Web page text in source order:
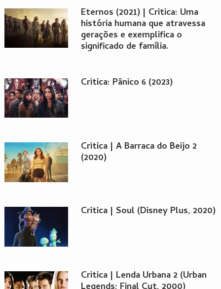
Eternos (2021) | Critica: Uma
história humana que atravessa
gerações e exemplifica o
significado de família.
Critica: Pânico 6 (2023)
Critica | A Barraca do Beijo 2
(2020)
Critica | Soul (Disney Plus, 2020)
Critica | Lenda Urbana 2 (Urban